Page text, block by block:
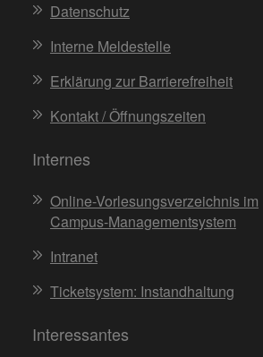
Datenschutz
Interne Meldestelle
Erklärung zur Barrierefreiheit
Kontakt / Öffnungszeiten
Internes
Online-Vorlesungsverzeichnis im
Campus-Managementsystem
Intranet
Ticketsystem: Instandhaltung
Interessantes